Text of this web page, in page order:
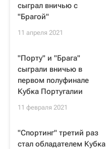
сыграл вничью с
"Брагой"
11 апреля 2021
"Порту" и "Брага"
сыграли вничью в
первом полуфинале
Кубка Португалии
11 февраля 2021
"Спортинг" третий раз
стал обладателем Кубка